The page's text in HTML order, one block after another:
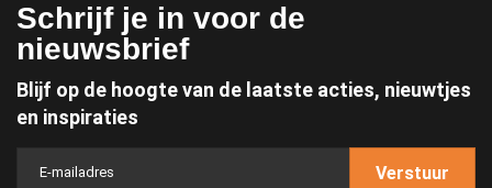
Schrijf je in voor de
nieuwsbrief
Blijf op de hoogte van de laatste acties, nieuwtjes
en inspiraties
Verstuur